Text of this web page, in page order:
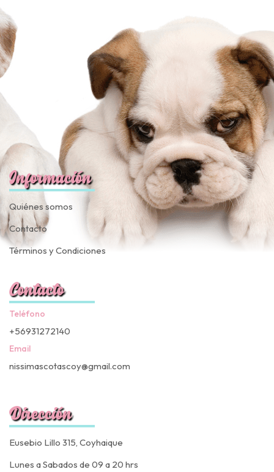
Información
Quiénes somos
Contacto
Términos y Condiciones
Contacto
Teléfono
+56931272140
Email
nissimascotascoy@gmail.com
Dirección
Eusebio Lillo 315, Coyhaique
Lunes a Sabados de 09 a 20 hrs